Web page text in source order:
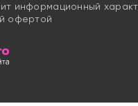
информационный
офертой